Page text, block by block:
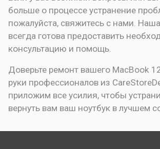
больше о процессе устранение
пожалуйста, свяжитесь с нами.
всегда готова предоставить
консультацию и помощь.
Доверьте ремонт вашего MacBook
руки профессионалов из
приложим все усилия, чтобы
вернуть вам ваш ноутбук в лучшем